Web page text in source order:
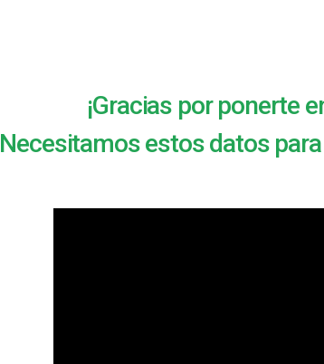
¡Gracias por ponerte
Necesitamos estos datos